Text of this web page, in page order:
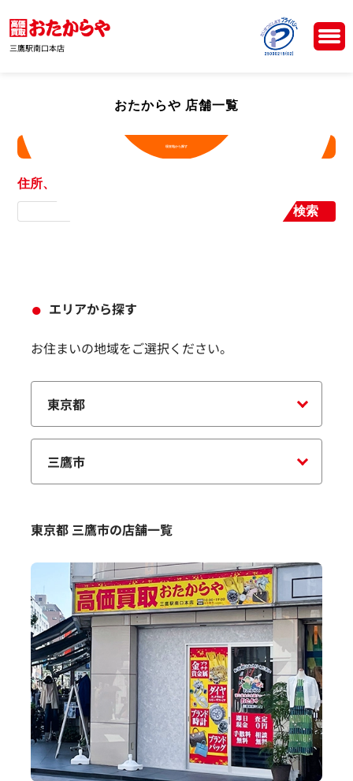
三鷹駅南口本店
おたからや 店舗一覧
現在地から探す
住所、店舗名から探す
検索
エリアから探す
お住まいの地域をご選択ください。
東京都 三鷹市の店舗一覧